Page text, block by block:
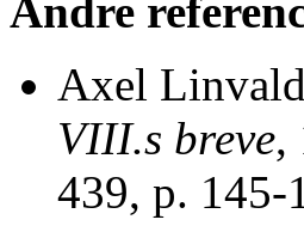
Andre
Axel
VIII.s breve,
439, p. 145-